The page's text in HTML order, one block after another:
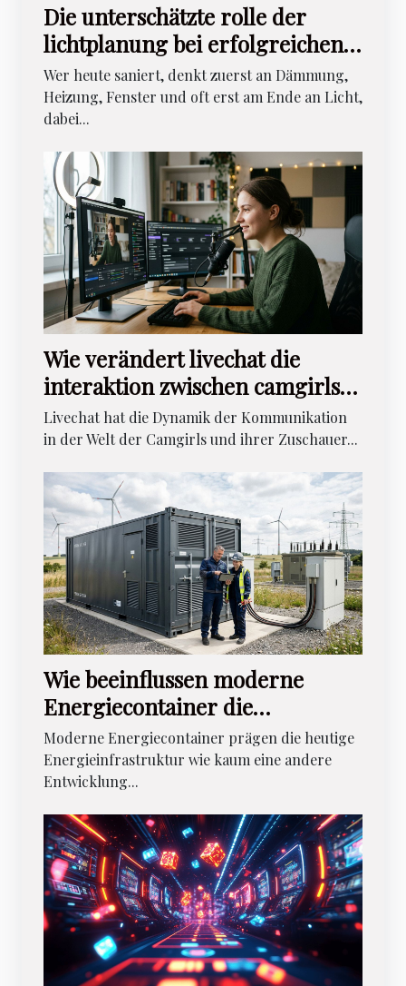
Die unterschätzte rolle der
lichtplanung bei erfolgreichen
renovierungsprojekten
Wer heute saniert, denkt zuerst an Dämmung,
Heizung, Fenster und oft erst am Ende an Licht,
dabei...
Wie verändert livechat die
interaktion zwischen camgirls
und zuschauern?
Livechat hat die Dynamik der Kommunikation
in der Welt der Camgirls und ihrer Zuschauer...
Wie beeinflussen moderne
Energiecontainer die
Energieinfrastruktur?
Moderne Energiecontainer prägen die heutige
Energieinfrastruktur wie kaum eine andere
Entwicklung...